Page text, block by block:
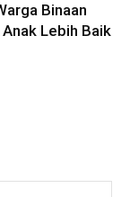
Binaan
Lebih Baik